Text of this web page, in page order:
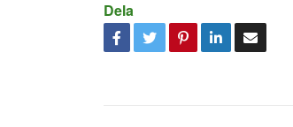
Dela